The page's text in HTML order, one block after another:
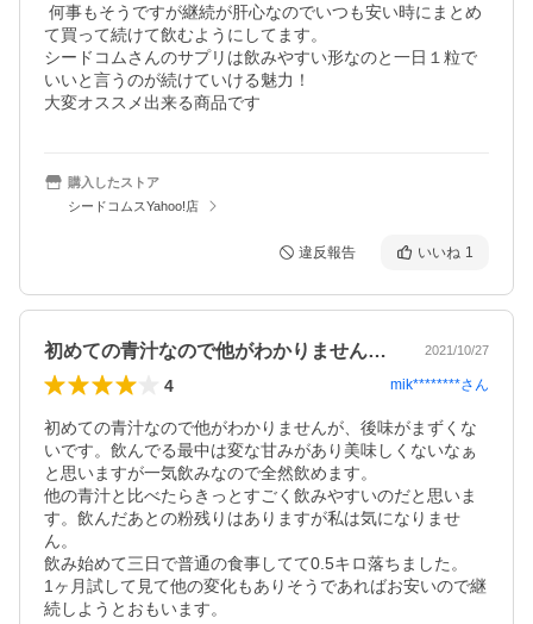
て買って続けて飲むようにしてます。
シードコムさんのサプリは飲みやすい形なのと一日１粒で
いいと言うのが続けていける魅力！
大変オススメ出来る商品です
購入したストア
シードコムスYahoo!店
違反報告 いいね 1
初めての青汁なので他がわかりませんが、… 2021/10/27
4 mik********さん
初めての青汁なので他がわかりませんが、後味がまずくな
いです。飲んでる最中は変な甘みがあり美味しくないなぁ
と思いますが一気飲みなので全然飲めます。
他の青汁と比べたらきっとすごく飲みやすいのだと思いま
す。飲んだあとの粉残りはありますが私は気になりませ
ん。
飲み始めて三日で普通の食事してて0.5キロ落ちました。
1ヶ月試して見て他の変化もありそうであればお安いので継
続しようとおもいます。